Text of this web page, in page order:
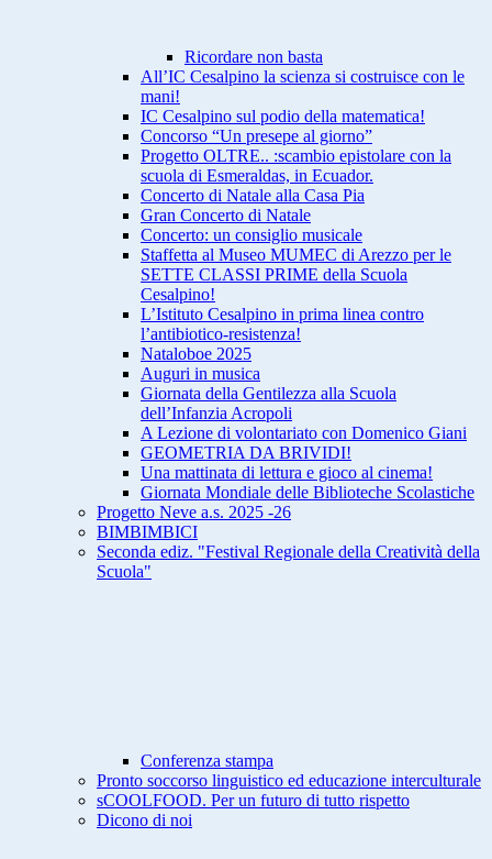
Ricordare non basta
All’IC Cesalpino la scienza si costruisce con le
mani!
IC Cesalpino sul podio della matematica!
Concorso “Un presepe al giorno”
Progetto OLTRE.. :scambio epistolare con la
scuola di Esmeraldas, in Ecuador.
Concerto di Natale alla Casa Pia
Gran Concerto di Natale
Concerto: un consiglio musicale
Staffetta al Museo MUMEC di Arezzo per le
SETTE CLASSI PRIME della Scuola
Cesalpino!
L’Istituto Cesalpino in prima linea contro
l’antibiotico-resistenza!
Nataloboe 2025
Auguri in musica
Giornata della Gentilezza alla Scuola
dell’Infanzia Acropoli
A Lezione di volontariato con Domenico Giani
GEOMETRIA DA BRIVIDI!
Una mattinata di lettura e gioco al cinema!
Giornata Mondiale delle Biblioteche Scolastiche
Progetto Neve a.s. 2025 -26
BIMBIMBICI
Seconda ediz. "Festival Regionale della Creatività della
Scuola"
Conferenza stampa
Pronto soccorso linguistico ed educazione interculturale
sCOOLFOOD. Per un futuro di tutto rispetto
Dicono di noi